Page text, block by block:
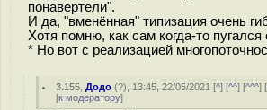
понавертели".
И да, "вменённая" типизация очень
Хотя помню, как сам когда-то
* Но вот с реализацией
3.155 ,Додо (?), 13:45, 22/05/2021 [^] [^^] [^^^] [
[к модератору]